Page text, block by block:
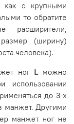
как с крупными
то обратите
расширители,
(ширину)
человека).
ног L можно
до 3-х
манжет. Другими
манжет ног не